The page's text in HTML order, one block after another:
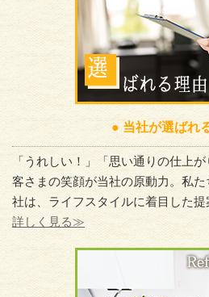
● 当社が選ばれ
「うれしい！」「思い通りの仕上
客さまの笑顔が当社の原動力。私
社は、ライフスタイルに着目した提
詳しく見る≫